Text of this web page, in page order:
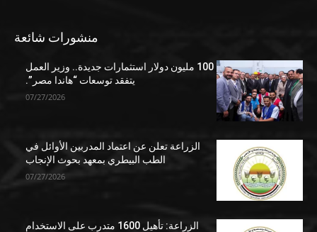
منشورات شائعة
100 مليون دولار استثمارات جديدة.. وزير العمل
يتفقد توسعات “هاندا مصر”.
07/27/2026
الزراعة تعلن عن اعتماد المدربين الأوائل في
الطب البيطري بمعهد بحوث الإنجاب
07/27/2026
الزراعة: تأهيل 1600 متدرب على الاستخدام